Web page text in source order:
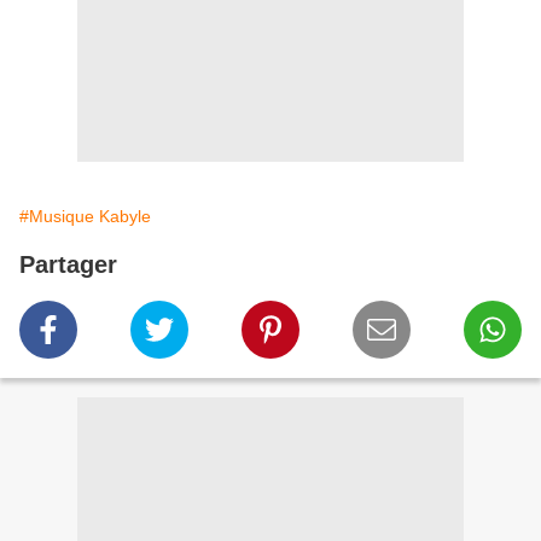
#Musique Kabyle
Partager